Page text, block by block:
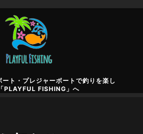
ト・プレジャーボートで釣りを楽し
PLAYFUL FISHING」へ